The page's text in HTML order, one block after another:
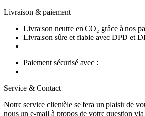
Livraison & paiement
Livraison neutre en CO₂ grâce à nos
Livraison sûre et fiable avec DPD et
Paiement sécurisé avec :
Service & Contact
Notre service clientèle se fera un plaisir de
nous un e-mail à propos de votre question